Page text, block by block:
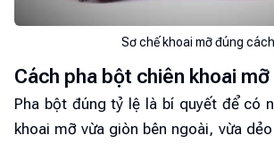
Sơ chế khoai mỡ đúng
Cách pha bột chiên khoai mỡ
Pha bột đúng tỷ lệ là bí quyết để có
khoai mỡ vừa giòn bên ngoài, vừa